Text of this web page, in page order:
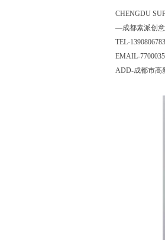
CHENGDU
—成都素派创意
TEL-
EMAIL-
ADD-成都市高